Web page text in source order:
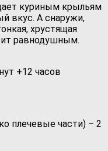
куриным крыльям
вкус. А снаружи,
хрустящая
равнодушным.
+12 часов
плечевые части) – 2